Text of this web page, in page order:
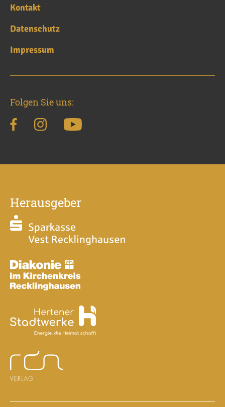
Kontakt
Datenschutz
Impressum
Folgen Sie uns:
Herausgeber